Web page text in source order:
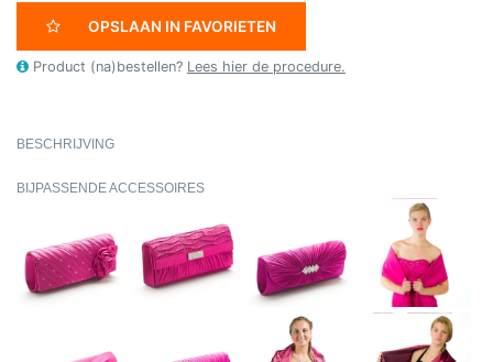
OPSLAAN IN FAVORIETEN
Product (na)bestellen? Lees hier de procedure.
BESCHRIJVING
BIJPASSENDE ACCESSOIRES